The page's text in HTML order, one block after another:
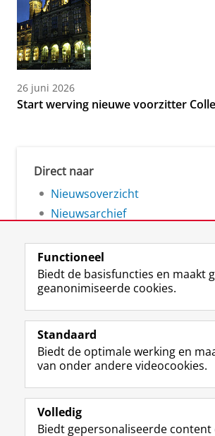
26 juni 2026
Start werving nieuwe voorzitter
Direct naar
Nieuwsoverzicht
Nieuwsarchief
Volg de RUG
F
a
e
b
o
p
L
i
k
e
I
-
R
S
-
f
e
R
Studiekiezers
Alumni
Functioneel
Biedt de basisfuncties en maakt
geanonimiseerde cookies.
Standaard
Biedt de optimale werking en
van onder andere videocookies.
Volledig
Biedt gepersonaliseerde content